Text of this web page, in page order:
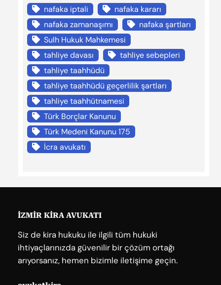
nafaka iptali
nafaka kararı
nafaka zamanaşımı
nafaka şartları
Sulh Hukuk Mahkemesi
tahliye davası
tahliye sebepleri
tahliye taahhüdü
tahliye taahhüdü geçerlilik şartları
tahliye taahhütnamesi
Türk Borçlar Kanunu
Türk Medeni Kanunu 175
İcra avukatı
İZMİR KİRA AVUKATI
Siz de kira hukuku ile ilgili tüm hukuki
ihtiyaçlarınızda güvenilir bir çözüm ortağı
arıyorsanız, hemen bizimle iletişime geçin.